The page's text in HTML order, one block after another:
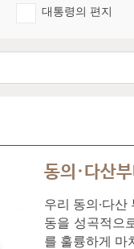
대통령의 편지
동의·다산
우리 동의∙다
동을 성곡적으
를 훌륭하게 마